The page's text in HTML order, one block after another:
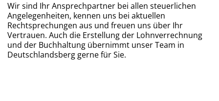
Wir sind Ihr Ansprechpartner bei allen steuerlichen
Angelegenheiten, kennen uns bei aktuellen
Rechtsprechungen aus und freuen uns über Ihr
Vertrauen. Auch die Erstellung der Lohnverrechnung
und der Buchhaltung übernimmt unser Team in
Deutschlandsberg gerne für Sie.